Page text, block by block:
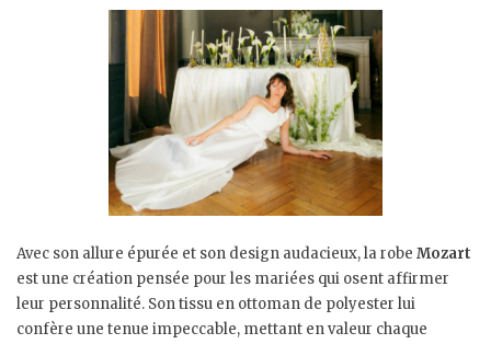
Avec son allure épurée et son design audacieux, la robe Mozart
est une création pensée pour les mariées qui osent affirmer
leur personnalité. Son tissu en ottoman de polyester lui
confère une tenue impeccable, mettant en valeur chaque